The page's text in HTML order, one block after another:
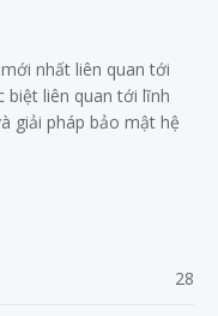
nhất liên quan tới
biệt liên quan tới lĩnh
giải pháp bảo mật hệ
28